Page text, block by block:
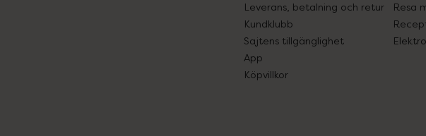
Leverans, betalning och retur
Kundklubb
Sajtens tillgänglighet
App
Köpvillkor
Resa